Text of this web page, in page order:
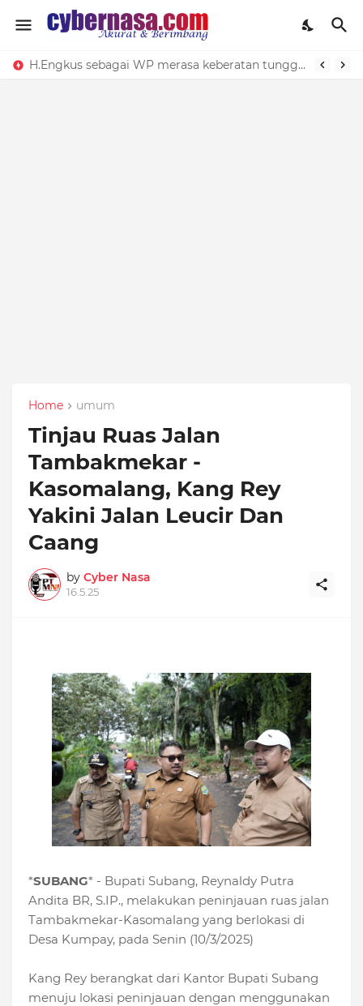
H.Engkus sebagai WP merasa keberatan tunggakan PBB-P2 melebihi 5 Tahun untuk Mutasi / Balik nama ke Bapenda Subang
Home umum
Tinjau Ruas Jalan
Tambakmekar -
Kasomalang, Kang Rey
Yakini Jalan Leucir Dan
Caang
by Cyber Nasa
16.5.25
*SUBANG* - Bupati Subang, Reynaldy Putra
Andita BR, S.IP., melakukan peninjauan ruas jalan
Tambakmekar-Kasomalang yang berlokasi di
Desa Kumpay, pada Senin (10/3/2025)
Kang Rey berangkat dari Kantor Bupati Subang
menuju lokasi peninjauan dengan menggunakan